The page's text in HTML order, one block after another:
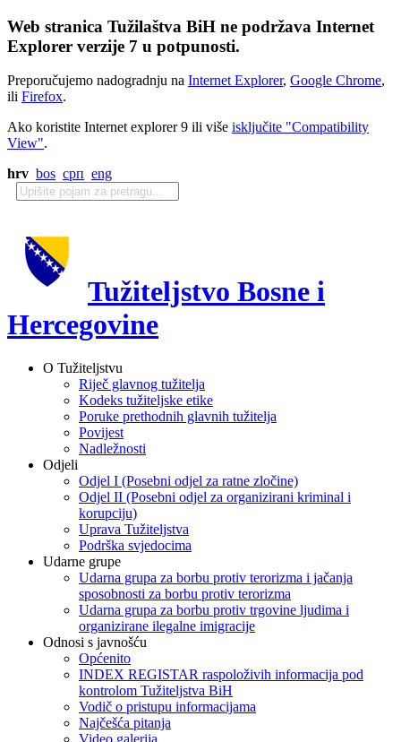
Web stranica Tužilaštva BiH ne podržava Internet
Explorer verzije 7 u potpunosti.
Preporučujemo nadogradnju na Internet Explorer, Google Chrome,
ili Firefox.
Ako koristite Internet explorer 9 ili više isključite "Compatibility
View".
hrv bos срп eng
Tužiteljstvo Bosne i
Hercegovine
O Tužiteljstvu
Riječ glavnog tužitelja
Kodeks tužiteljske etike
Poruke prethodnih glavnih tužitelja
Povijest
Nadležnosti
Odjeli
Odjel I (Posebni odjel za ratne zločine)
Odjel II (Posebni odjel za organizirani kriminal i
korupciju)
Uprava Tužiteljstva
Podrška svjedocima
Udarne grupe
Udarna grupa za borbu protiv terorizma i jačanja
sposobnosti za borbu protiv terorizma
Udarna grupa za borbu protiv trgovine ljudima i
organizirane ilegalne imigracije
Odnosi s javnošću
Općenito
INDEX REGISTAR raspoloživih informacija pod
kontrolom Tužiteljstva BiH
Vodič o pristupu informacijama
Najčešća pitanja